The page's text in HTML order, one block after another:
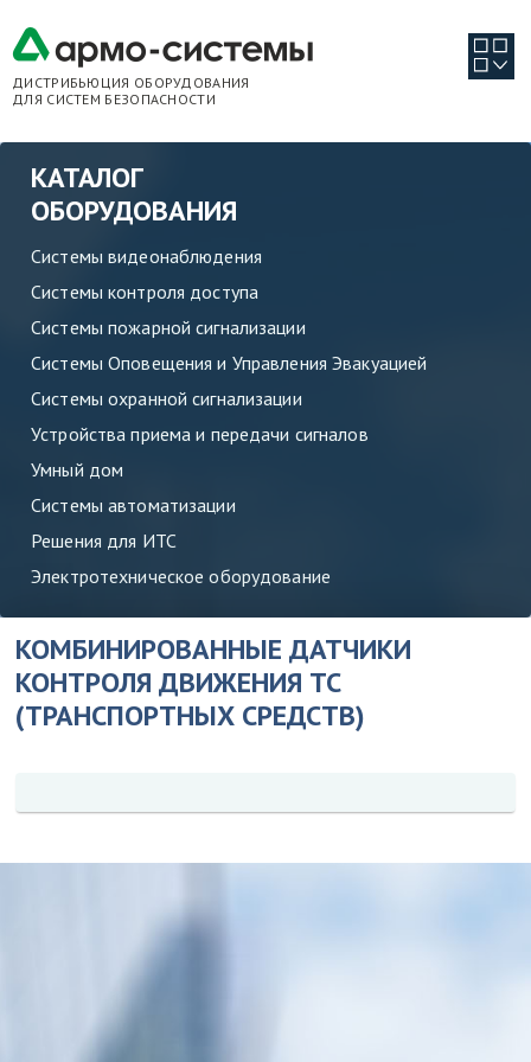
ДИСТРИБЬЮЦИЯ ОБОРУДОВАНИЯ
ДЛЯ СИСТЕМ БЕЗОПАСНОСТИ
КАТАЛОГ
ОБОРУДОВАНИЯ
Системы видеонаблюдения
Системы контроля доступа
Системы пожарной сигнализации
Системы Оповещения и Управления Эвакуацией
Системы охранной сигнализации
Устройства приема и передачи сигналов
Умный дом
Системы автоматизации
Решения для ИТС
Электротехническое оборудование
КОМБИНИРОВАННЫЕ ДАТЧИКИ
КОНТРОЛЯ ДВИЖЕНИЯ ТС
(ТРАНСПОРТНЫХ СРЕДСТВ)